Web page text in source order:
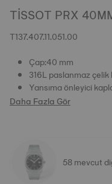
TISSOT PRX
T137.407.11.051.00
Çap:40 mm
316L paslanmaz çelik
Yansıma önleyici
Daha Fazla Gör
58 mevcut